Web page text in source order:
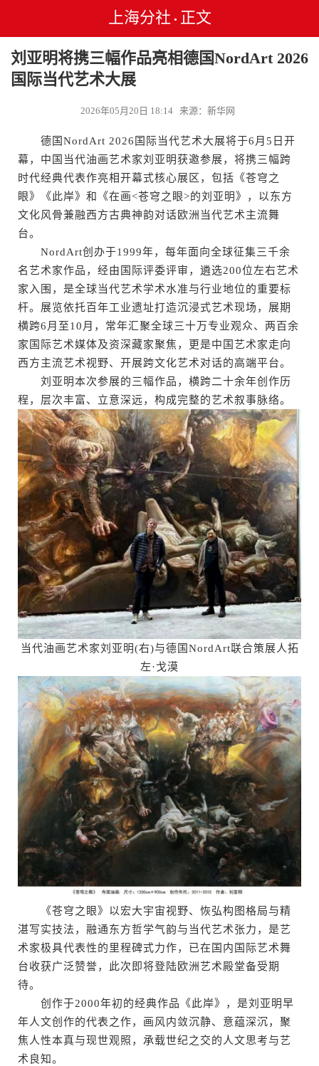
上海分社 • 正文
刘亚明将携三幅作品亮相德国NordArt 2026
国际当代艺术大展
2026年05月20日 18:14 来源：新华网
德国NordArt 2026国际当代艺术大展将于6月5日开
幕，中国当代油画艺术家刘亚明获邀参展，将携三幅跨
时代经典代表作亮相开幕式核心展区，包括《苍穹之
眼》《此岸》和《在画<苍穹之眼>的刘亚明》，以东方
文化风骨兼融西方古典神韵对话欧洲当代艺术主流舞
台。
NordArt创办于1999年，每年面向全球征集三千余
名艺术家作品，经由国际评委评审，遴选200位左右艺术
家入围，是全球当代艺术学术水准与行业地位的重要标
杆。展览依托百年工业遗址打造沉浸式艺术现场，展期
横跨6月至10月，常年汇聚全球三十万专业观众、两百余
家国际艺术媒体及资深藏家聚焦，更是中国艺术家走向
西方主流艺术视野、开展跨文化艺术对话的高端平台。
刘亚明本次参展的三幅作品，横跨二十余年创作历
程，层次丰富、立意深远，构成完整的艺术叙事脉络。
当代油画艺术家刘亚明(右)与德国NordArt联合策展人拓
左·戈漠
《苍穹之眼》以宏大宇宙视野、恢弘构图格局与精
湛写实技法，融通东方哲学气韵与当代艺术张力，是艺
术家极具代表性的里程碑式力作，已在国内国际艺术舞
台收获广泛赞誉，此次即将登陆欧洲艺术殿堂备受期
待。
创作于2000年初的经典作品《此岸》，是刘亚明早
年人文创作的代表之作，画风内敛沉静、意蕴深沉，聚
焦人性本真与现世观照，承载世纪之交的人文思考与艺
术良知。